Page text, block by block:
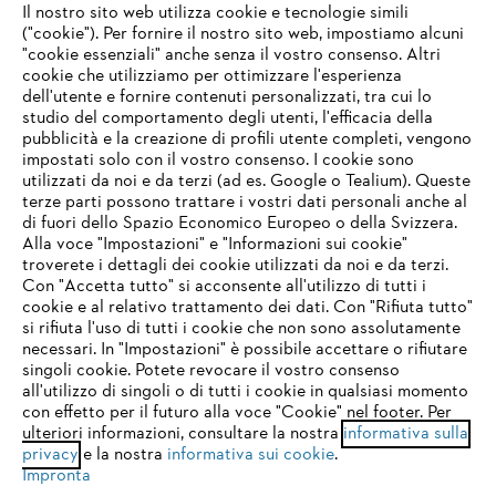
Domande frequenti
Assistenza
Protezione dati Nota legale Cookies
Informazioni legali
STIHL VERTRIEBS AG, 8617 Mönchaltorf
IHR BROWSER WIRD NICHT
UNTERSTÜTZT
Sie nutzen einen Browser, den wir noch nicht unterstützen. Für
eine optimale Nutzung unserer Seite empfehlen wir Ihnen, zu
einem der folgenden Browser zu wechseln:
firefox chrome
Il nostro sito web utilizza cookie e tecnologie simili
("cookie"). Per fornire il nostro sito web, impostiamo alcuni
"cookie essenziali" anche senza il vostro consenso. Altri
cookie che utilizziamo per ottimizzare l'esperienza
dell'utente e fornire contenuti personalizzati, tra cui lo
studio del comportamento degli utenti, l'efficacia della
pubblicità e la creazione di profili utente completi, vengono
impostati solo con il vostro consenso. I cookie sono
utilizzati da noi e da terzi (ad es. Google o Tealium). Queste
terze parti possono trattare i vostri dati personali anche al
di fuori dello Spazio Economico Europeo o della Svizzera.
Alla voce "Impostazioni" e "Informazioni sui cookie"
troverete i dettagli dei cookie utilizzati da noi e da terzi.
Con "Accetta tutto" si acconsente all'utilizzo di tutti i
cookie e al relativo trattamento dei dati. Con "Rifiuta tutto"
si rifiuta l'uso di tutti i cookie che non sono assolutamente
necessari. In "Impostazioni" è possibile accettare o rifiutare
singoli cookie. Potete revocare il vostro consenso
all'utilizzo di singoli o di tutti i cookie in qualsiasi momento
con effetto per il futuro alla voce "Cookie" nel footer. Per
ulteriori informazioni, consultare la nostra informativa sulla
privacy e la nostra informativa sui cookie.
Impronta